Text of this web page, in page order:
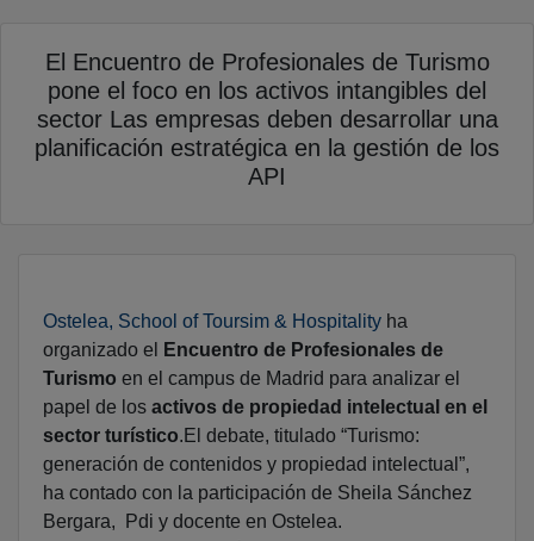
El Encuentro de Profesionales de Turismo
pone el foco en los activos intangibles del
sector Las empresas deben desarrollar una
planificación estratégica en la gestión de los
API
Ostelea, School of Toursim & Hospitality ha
organizado el
Encuentro de Profesionales de
Turismo en el campus de Madrid para analizar el
papel de los activos de propiedad intelectual en el
sector turístico.El debate, titulado “Turismo:
generación de contenidos y propiedad intelectual”,
ha contado con la participación de Sheila Sánchez
Bergara, Pdi y docente en Ostelea.